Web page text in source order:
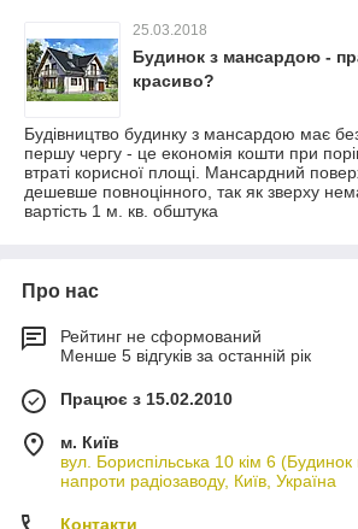
25.03.2018
Будинок з мансардою -
красиво?
Будівництво будинку з мансардою має
першу чергу - це економія кошти при
втраті корисної площі. Мансардний
дешевше повноцінного, так як зверху
вартість 1 м. кв. обштука
Про нас
Рейтинг не сформований
Менше 5 відгуків за останній рік
Працює з 15.02.2010
м. Київ
вул. Бориспільська 10 кім 6 (Будинок
напроти радіозаводу, Київ, Україна
Контакти